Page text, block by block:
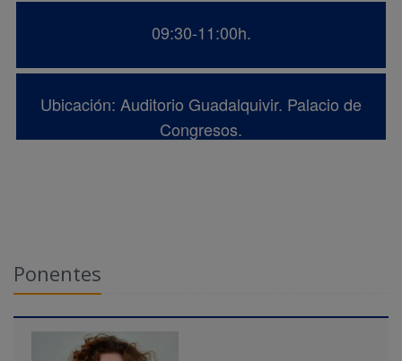
09:30-11:00h.
Ubicación: Auditorio Guadalquivir. Palacio de
Congresos.
Ponentes